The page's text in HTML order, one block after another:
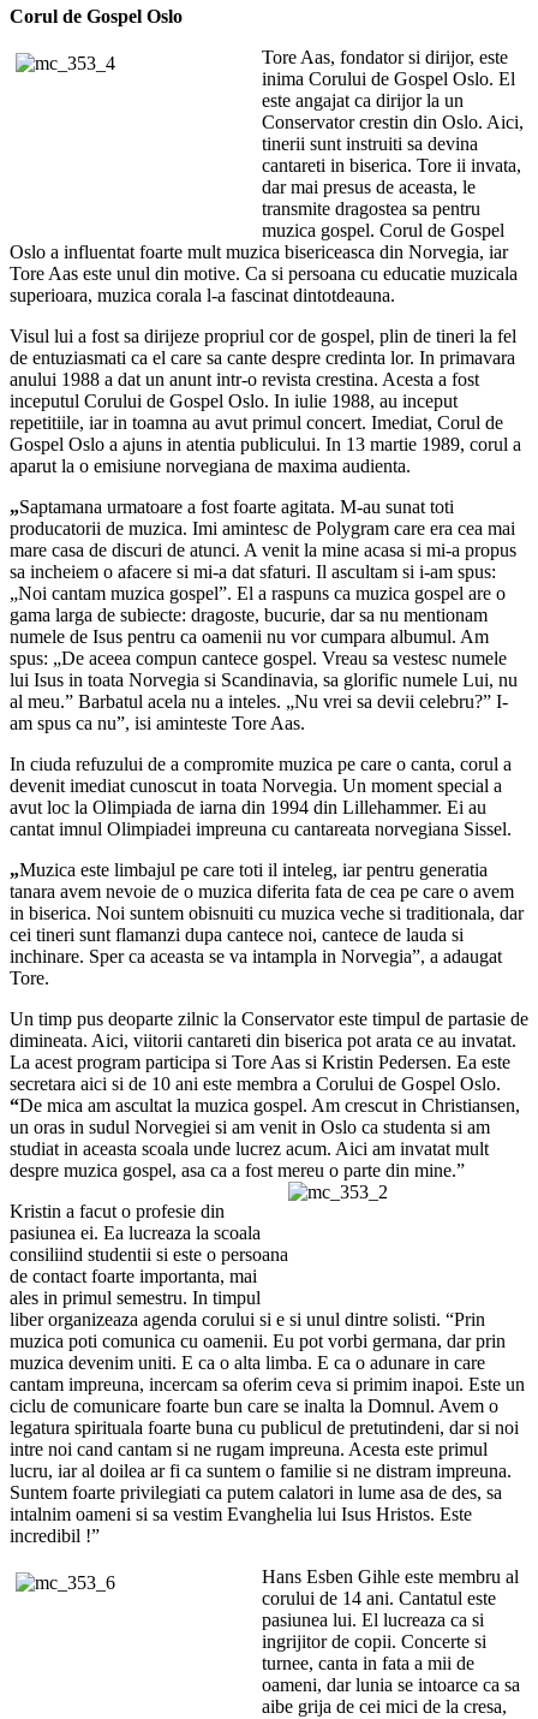
Corul de Gospel Oslo
Tore Aas, fondator si dirijor, este
inima Corului de Gospel Oslo. El
este angajat ca dirijor la un
Conservator crestin din Oslo. Aici,
tinerii sunt instruiti sa devina
cantareti in biserica. Tore ii invata,
dar mai presus de aceasta, le
transmite dragostea sa pentru
muzica gospel. Corul de Gospel
Oslo a influentat foarte mult muzica bisericeasca din Norvegia, iar
Tore Aas este unul din motive. Ca si persoana cu educatie muzicala
superioara, muzica corala l-a fascinat dintotdeauna.
Visul lui a fost sa dirijeze propriul cor de gospel, plin de tineri la fel
de entuziasmati ca el care sa cante despre credinta lor. In primavara
anului 1988 a dat un anunt intr-o revista crestina. Acesta a fost
inceputul Corului de Gospel Oslo. In iulie 1988, au inceput
repetitiile, iar in toamna au avut primul concert. Imediat, Corul de
Gospel Oslo a ajuns in atentia publicului. In 13 martie 1989, corul a
aparut la o emisiune norvegiana de maxima audienta.
„Saptamana urmatoare a fost foarte agitata. M-au sunat toti
producatorii de muzica. Imi amintesc de Polygram care era cea mai
mare casa de discuri de atunci. A venit la mine acasa si mi-a propus
sa incheiem o afacere si mi-a dat sfaturi. Il ascultam si i-am spus:
„Noi cantam muzica gospel”. El a raspuns ca muzica gospel are o
gama larga de subiecte: dragoste, bucurie, dar sa nu mentionam
numele de Isus pentru ca oamenii nu vor cumpara albumul. Am
spus: „De aceea compun cantece gospel. Vreau sa vestesc numele
lui Isus in toata Norvegia si Scandinavia, sa glorific numele Lui, nu
al meu.” Barbatul acela nu a inteles. „Nu vrei sa devii celebru?” I-
am spus ca nu”, isi aminteste Tore Aas.
In ciuda refuzului de a compromite muzica pe care o canta, corul a
devenit imediat cunoscut in toata Norvegia. Un moment special a
avut loc la Olimpiada de iarna din 1994 din Lillehammer. Ei au
cantat imnul Olimpiadei impreuna cu cantareata norvegiana Sissel.
„Muzica este limbajul pe care toti il inteleg, iar pentru generatia
tanara avem nevoie de o muzica diferita fata de cea pe care o avem
in biserica. Noi suntem obisnuiti cu muzica veche si traditionala, dar
cei tineri sunt flamanzi dupa cantece noi, cantece de lauda si
inchinare. Sper ca aceasta se va intampla in Norvegia”, a adaugat
Tore.
Un timp pus deoparte zilnic la Conservator este timpul de partasie de
dimineata. Aici, viitorii cantareti din biserica pot arata ce au invatat.
La acest program participa si Tore Aas si Kristin Pedersen. Ea este
secretara aici si de 10 ani este membra a Corului de Gospel Oslo.
“De mica am ascultat la muzica gospel. Am crescut in Christiansen,
un oras in sudul Norvegiei si am venit in Oslo ca studenta si am
studiat in aceasta scoala unde lucrez acum. Aici am invatat mult
despre muzica gospel, asa ca a fost mereu o parte din mine.”
Kristin a facut o profesie din
pasiunea ei. Ea lucreaza la scoala
consiliind studentii si este o persoana
de contact foarte importanta, mai
ales in primul semestru. In timpul
liber organizeaza agenda corului si e si unul dintre solisti. “Prin
muzica poti comunica cu oamenii. Eu pot vorbi germana, dar prin
muzica devenim uniti. E ca o alta limba. E ca o adunare in care
cantam impreuna, incercam sa oferim ceva si primim inapoi. Este un
ciclu de comunicare foarte bun care se inalta la Domnul. Avem o
legatura spirituala foarte buna cu publicul de pretutindeni, dar si noi
intre noi cand cantam si ne rugam impreuna. Acesta este primul
lucru, iar al doilea ar fi ca suntem o familie si ne distram impreuna.
Suntem foarte privilegiati ca putem calatori in lume asa de des, sa
intalnim oameni si sa vestim Evanghelia lui Isus Hristos. Este
incredibil !”
Hans Esben Gihle este membru al
corului de 14 ani. Cantatul este
pasiunea lui. El lucreaza ca si
ingrijitor de copii. Concerte si
turnee, canta in fata a mii de
oameni, dar lunia se intoarce ca sa
aibe grija de cei mici de la cresa,